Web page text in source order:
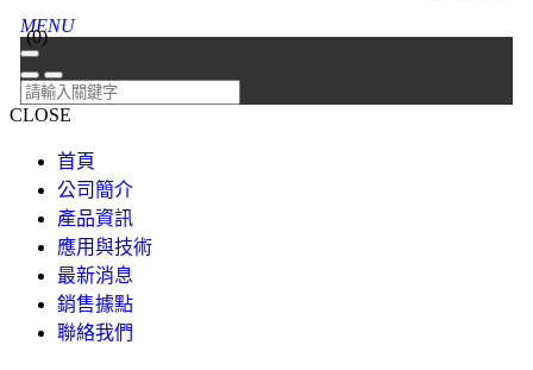
MENU
(0)
CLOSE
首頁
公司簡介
產品資訊
應用與技術
最新消息
銷售據點
聯絡我們